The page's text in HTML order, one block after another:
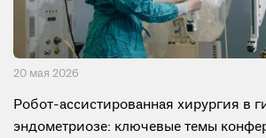
20 мая 2026
Робот-ассистированная хирургия в
эндометриозе: ключевые темы